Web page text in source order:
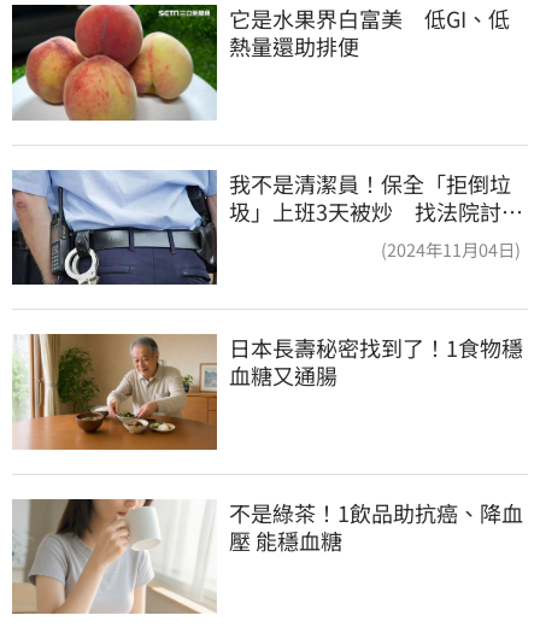
它是水果界白富美　低GI、低
熱量還助排便
我不是清潔員！保全「拒倒垃
圾」上班3天被炒 找法院討公
(2024年11月04日)
日本長壽秘密找到了！1食物穩
血糖又通腸
不是綠茶！1飲品助抗癌、降血
壓 能穩血糖